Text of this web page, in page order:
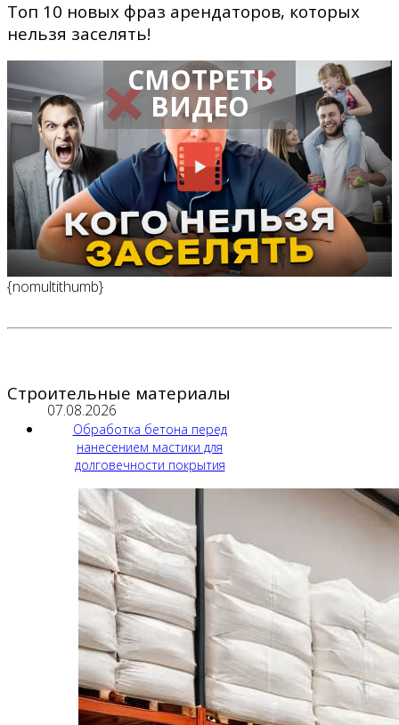
Топ 10 новых фраз арендаторов, которых
нельзя заселять!
СМОТРЕТЬ
ВИДЕО
{nomultithumb}
Строительные материалы
07.08.2026
Обработка бетона перед
нанесением мастики для
долговечности покрытия